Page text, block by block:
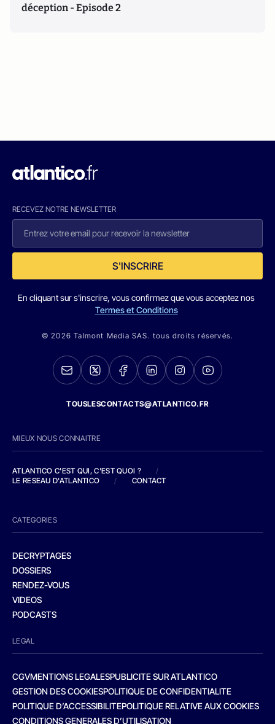
déception - Episode 2
RECEVEZ NOTRE NEWSLETTER
S'INSCRIRE
En cliquant sur s'inscrire, vous confirmez que vous acceptez nos
Termes et Conditions
© 2026 Talmont Media SAS. tous droits réservés.
TOUSLESCONTACTS@ATLANTICO.FR
MIEUX NOUS CONNAITRE
ATLANTICO C'EST QUI, C'EST QUOI ?
/
LE RESEAU D'ATLANTICO
/ CONTACT
CATEGORIES
DECRYPTAGES
DOSSIERS
RENDEZ-VOUS
VIDEOS
PODCASTS
LEGAL
CGVMENTIONS LEGALESPUBLICITE SUR ATLANTICO
GESTION DES COOKIESPOLITIQUE DE CONFIDENTIALITE
POLITIQUE D’ACCESSIBILITEPOLITIQUE RELATIVE AUX COOKIES
CONDITIONS GENERALES D’UTILISATION